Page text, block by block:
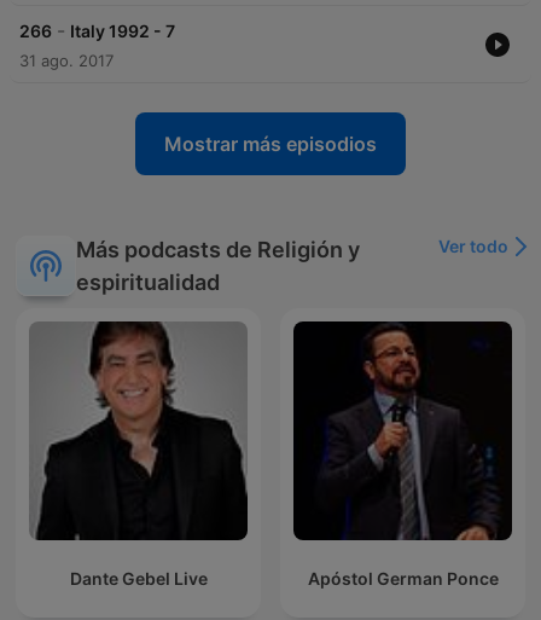
266 - Italy 1992 - 7
31 ago. 2017
Mostrar más episodios
Más podcasts de Religión y
espiritualidad
Ver todo
Dante Gebel Live Apóstol German Ponce